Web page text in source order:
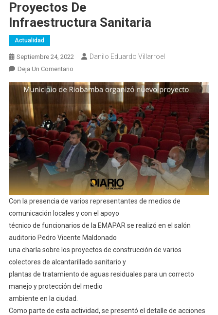
Proyectos De
Infraestructura Sanitaria
Actualidad
Septiembre 24, 2022 Danilo Eduardo Villarroel
Deja Un ComentarioEn
Organizó
Conversatorio
Acerca
De
La
Ejecución
De
Proyectos
De
Infraestructura
Sanitaria
Con la presencia de varios representantes de medios de
comunicación locales y con el apoyo
técnico de funcionarios de la EMAPAR se realizó en el salón
auditorio Pedro Vicente Maldonado
una charla sobre los proyectos de construcción de varios
colectores de alcantarillado sanitario y
plantas de tratamiento de aguas residuales para un correcto
manejo y protección del medio
ambiente en la ciudad.
Como parte de esta actividad, se presentó el detalle de acciones